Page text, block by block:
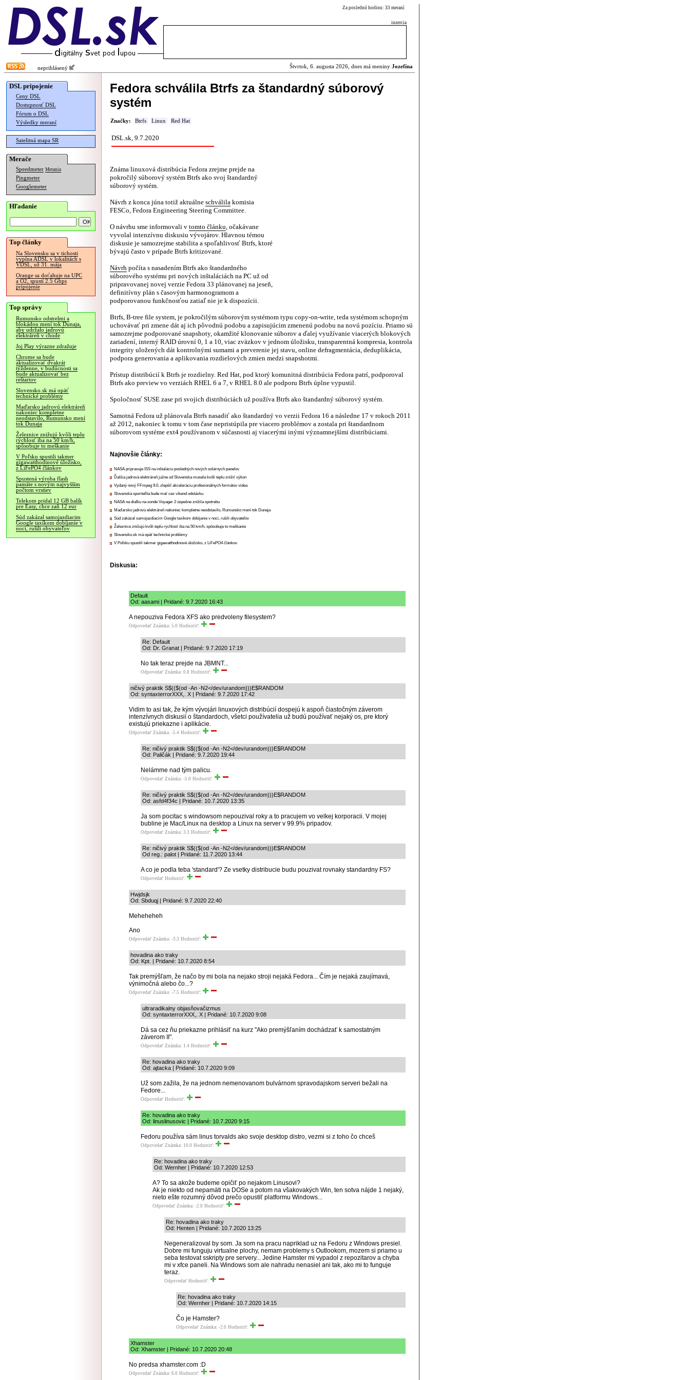
Za poslednú hodinu: 33 meraní
inzercia
neprihlásený Štvrtok, 6. augusta 2026, dnes má meniny Jozefína
DSL pripojenie
Ceny DSL
Dostupnosť DSL
Fórum o DSL
Výsledky meraní
Satelitná mapa SR
Merače
Speedmeter Merania
Pingmeter
Googlemeter
Hľadanie
Top články
Na Slovensku sa v tichosti
vypína ADSL v lokalitách s
VDSL, už 31. mája
Orange sa doťahuje na UPC
a O2, spustí 2.5 Gbps
pripojenie
Top správy
Rumunsko odstrelmi a
blokádou mení tok Dunaja,
aby udržalo jadrovú
elektráreň v chode
Joj Play výrazne zdražuje
Chrome sa bude
aktualizovať dvakrát
týždenne, v budúcnosti sa
bude aktualizovať bez
reštartov
Slovensko.sk má opäť
technické problémy
Maďarsko jadrovú elektráreň
nakoniec kompletne
neodstavilo, Rumunsko mení
tok Dunaja
Železnice znižujú kvôli teplu
rýchlosť iba na 50 km/h,
spôsobuje to meškanie
V Poľsku spustili takmer
gigawatthodinové úložisko,
z LiFePO4 článkov
Spustená výroba flash
pamäte s novým najvyšším
počtom vrstiev
Telekom pridal 12 GB balík
pre Easy, chce zaň 12 eur
Súd zakázal samojazdiacim
Google taxíkom dobíjanie v
noci, rušili obyvateľov
Fedora schválila Btrfs za štandardný súborový
systém
Značky: Btrfs Linux Red Hat
DSL.sk, 9.7.2020
Známa linuxová distribúcia Fedora zrejme prejde na
pokročilý súborový systém Btrfs ako svoj štandardný
súborový systém.
Návrh z konca júna totiž aktuálne schválila komisia
FESCo, Fedora Engineering Steering Committee.
O návrhu sme informovali v tomto článku, očakávane
vyvolal intenzívnu diskusiu vývojárov. Hlavnou témou
diskusie je samozrejme stabilita a spoľahlivosť Btrfs, ktoré
bývajú často v prípade Btrfs kritizované.
Návrh počíta s nasadením Btrfs ako štandardného
súborového systému pri nových inštaláciách na PC už od
pripravovanej novej verzie Fedora 33 plánovanej na jeseň,
definitívny plán s časovým harmonogramom a
podporovanou funkčnosťou zatiaľ nie je k dispozícii.
Btrfs, B-tree file system, je pokročilým súborovým systémom typu copy-on-write, teda systémom schopným
uchovávať pri zmene dát aj ich pôvodnú podobu a zapisujúcim zmenenú podobu na novú pozíciu. Priamo sú
samozrejme podporované snapshoty, okamžité klonovanie súborov a ďalej využívanie viacerých blokových
zariadení, interný RAID úrovní 0, 1 a 10, viac zväzkov v jednom úložisku, transparentná kompresia, kontrola
integrity uložených dát kontrolnými sumami a preverenie jej stavu, online defragmentácia, deduplikácia,
podpora generovania a aplikovania rozdielových zmien medzi snapshotmi.
Prístup distribúcií k Btrfs je rozdielny. Red Hat, pod ktorý komunitná distribúcia Fedora patrí, podporoval
Btrfs ako preview vo verziách RHEL 6 a 7, v RHEL 8.0 ale podporu Btrfs úplne vypustil.
Spoločnosť SUSE zase pri svojich distribúciách už používa Btrfs ako štandardný súborový systém.
Samotná Fedora už plánovala Btrfs nasadiť ako štandardný vo verzii Fedora 16 a následne 17 v rokoch 2011
až 2012, nakoniec k tomu v tom čase nepristúpila pre viacero problémov a zostala pri štandardnom
súborovom systéme ext4 používanom v súčasnosti aj viacerými inými významnejšími distribúciami.
Najnovšie články:
NASA pripravuje ISS na inštaláciu posledných nových solárnych panelov
Ďalšia jadrová elektráreň južne od Slovenska musela kvôli teplu znížiť výkon
Vydaný nový FFmpeg 9.0, zlepšil akceleráciu profesionálnych formátov videa
Slovenská sporiteľňa bude mať cez víkend odstávku
NASA na diaľku na sonde Voyager 2 úspešne znížila spotrebu
Maďarsko jadrovú elektráreň nakoniec kompletne neodstavilo, Rumunsko mení tok Dunaja
Súd zakázal samojazdiacim Google taxíkom dobíjanie v noci, rušili obyvateľov
Železnice znižujú kvôli teplu rýchlosť iba na 50 km/h, spôsobuje to meškanie
Slovensko.sk má opäť technické problémy
V Poľsku spustili takmer gigawatthodinové úložisko, z LiFePO4 článkov
Diskusia:
Default
Od: aasami | Pridané: 9.7.2020 16:43
A nepouziva Fedora XFS ako predvoleny filesystem?
Odpovedať Známka: 5.0 Hodnotiť:
Re: Default
Od: Dr. Granat | Pridané: 9.7.2020 17:19
No tak teraz prejde na JBMNT...
Odpovedať Známka: 0.8 Hodnotiť:
ničivý praktik S$(($(od -An -N2</dev/urandom)))E$RANDOM
Od: syntaxterrorXXX,. X | Pridané: 9.7.2020 17:42
Vidim to asi tak, že kým vývojári linuxových distribúcií dospejú k aspoň čiastočným záverom
intenzívnych diskusií o štandardoch, všetci používatelia už budú používať nejaký os, pre ktorý
existujú priekazne i aplikácie.
Odpovedať Známka: -5.4 Hodnotiť:
Re: ničivý praktik S$(($(od -An -N2</dev/urandom)))E$RANDOM
Od: Paličák | Pridané: 9.7.2020 19:44
Nelámme nad tým palicu.
Odpovedať Známka: -5.0 Hodnotiť:
Re: ničivý praktik S$(($(od -An -N2</dev/urandom)))E$RANDOM
Od: asfd4f34c | Pridané: 10.7.2020 13:35
Ja som pocitac s windowsom nepouzival roky a to pracujem vo velkej korporacii. V mojej
bubline je Mac/Linux na desktop a Linux na server v 99.9% pripadov.
Odpovedať Známka: 3.3 Hodnotiť:
Re: ničivý praktik S$(($(od -An -N2</dev/urandom)))E$RANDOM
Od reg.: palot | Pridané: 11.7.2020 13:44
A co je podla teba 'standard'? Ze vsetky distribucie budu pouzivat rovnaky standardny FS?
Odpovedať Hodnotiť:
Hwjdsjk
Od: Sbduqj | Pridané: 9.7.2020 22:40
Meheheheh
Ano
Odpovedať Známka: -3.3 Hodnotiť:
hovadina ako traky
Od: Kpt. | Pridané: 10.7.2020 8:54
Tak premýšľam, že načo by mi bola na nejako stroji nejaká Fedora... Čím je nejaká zaujímavá,
výnimočná alebo čo...?
Odpovedať Známka: -7.5 Hodnotiť:
ultraradikalny objasňovačizmus
Od: syntaxterrorXXX,. X | Pridané: 10.7.2020 9:08
Dá sa cez ňu priekazne prihlásiť na kurz "Ako premýšľaním dochádzať k samostatným
záverom II".
Odpovedať Známka: 1.4 Hodnotiť:
Re: hovadina ako traky
Od: ajtacka | Pridané: 10.7.2020 9:09
Už som zažila, že na jednom nemenovanom bulvárnom spravodajskom serveri bežali na
Fedore...
Odpovedať Hodnotiť:
Re: hovadina ako traky
Od: linuslinusovic | Pridané: 10.7.2020 9:15
Fedoru používa sám linus torvalds ako svoje desktop distro, vezmi si z toho čo chceš
Odpovedať Známka: 10.0 Hodnotiť:
Re: hovadina ako traky
Od: Wernher | Pridané: 10.7.2020 12:53
A? To sa akože budeme opičiť po nejakom Linusovi?
Ak je niekto od nepamäti na DOSe a potom na všakovakých Win, ten sotva nájde 1 nejaký,
nieto ešte rozumný dôvod prečo opustiť platformu Windows...
Odpovedať Známka: -2.0 Hodnotiť:
Re: hovadina ako traky
Od: Henten | Pridané: 10.7.2020 13:25
Negeneralizoval by som. Ja som na pracu napriklad uz na Fedoru z Windows presiel.
Dobre mi funguju virtualne plochy, nemam problemy s Outlookom, mozem si priamo u
seba testovat sskripty pre servery... Jedine Hamster mi vypadol z repozitarov a chyba
mi v xfce paneli. Na Windows som ale nahradu nenasiel ani tak, ako mi to funguje
teraz.
Odpovedať Hodnotiť:
Re: hovadina ako traky
Od: Wernher | Pridané: 10.7.2020 14:15
Čo je Hamster?
Odpovedať Známka: -2.0 Hodnotiť:
Xhamster
Od: Xhamster | Pridané: 10.7.2020 20:48
No predsa xhamster.com :D
Odpovedať Známka: 6.0 Hodnotiť: